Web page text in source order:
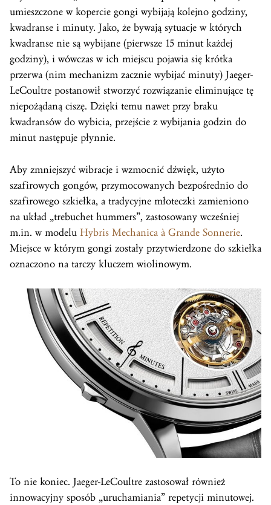
umieszczone w kopercie gongi wybijają kolejno godziny,
kwadranse i minuty. Jako, że bywają sytuacje w których
kwadranse nie są wybijane (pierwsze 15 minut każdej
godziny), i wówczas w ich miejscu pojawia się krótka
przerwa (nim mechanizm zacznie wybijać minuty) Jaeger-
LeCoultre postanowił stworzyć rozwiązanie eliminujące tę
niepożądaną ciszę. Dzięki temu nawet przy braku
kwadransów do wybicia, przejście z wybijania godzin do
minut następuje płynnie.
Aby zmniejszyć wibracje i wzmocnić dźwięk, użyto
szafirowych gongów, przymocowanych bezpośrednio do
szafirowego szkiełka, a tradycyjne młoteczki zamieniono
na układ „trebuchet hummers”, zastosowany wcześniej
m.in. w modelu Hybris Mechanica à Grande Sonnerie.
Miejsce w którym gongi zostały przytwierdzone do szkiełka
oznaczono na tarczy kluczem wiolinowym.
To nie koniec. Jaeger-LeCoultre zastosował również
innowacyjny sposób „uruchamiania” repetycji minutowej.